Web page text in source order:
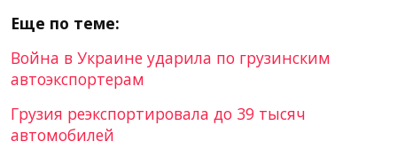
Еще по теме:
Война в Украине ударила по грузинским
автоэкспортерам
Грузия реэкспортировала до 39 тысяч
автомобилей